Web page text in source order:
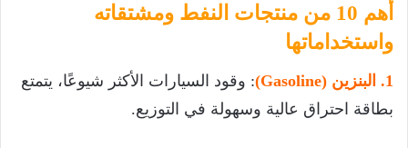
أهم 10 من منتجات النفط ومشتقاته
واستخداماتها
1. البنزين (Gasoline)
: وقود السيارات الأكثر شيوعًا، يتمتع
بطاقة احتراق عالية وسهولة في التوزيع.